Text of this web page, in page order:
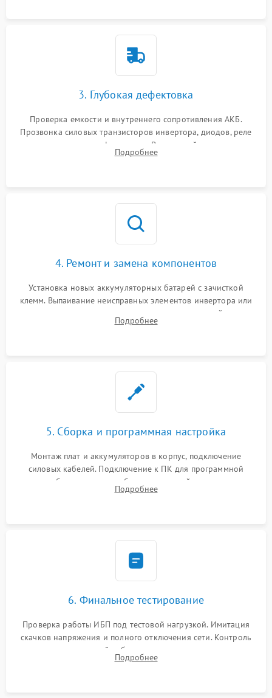
3. Глубокая дефектовка
Проверка емкости и внутреннего сопротивления АКБ.
Прозвонка силовых транзисторов инвертора, диодов, реле
переключения и трансформатора. Визуальный поиск вздутых
конденсаторов и прогаров на печатной плате.
Подробнее
4. Ремонт и замена компонентов
Установка новых аккумуляторных батарей с зачисткой
клемм. Выпаивание неисправных элементов инвертора или
цепи зарядки и монтаж новых радиодеталей.
Восстановление поврежденных токоведущих дорожек и
Подробнее
5. Сборка и программная настройка
Монтаж плат и аккумуляторов в корпус, подключение
силовых кабелей. Подключение к ПК для программной
калибровки констант батареи, настройки порогов
срабатывания AVR и сброса счетчиков старения АКБ.
Подробнее
6. Финальное тестирование
Проверка работы ИБП под тестовой нагрузкой. Имитация
скачков напряжения и полного отключения сети. Контроль
времени автономной работы, температурного режима и
корректности формы выходного сигнала.
Подробнее